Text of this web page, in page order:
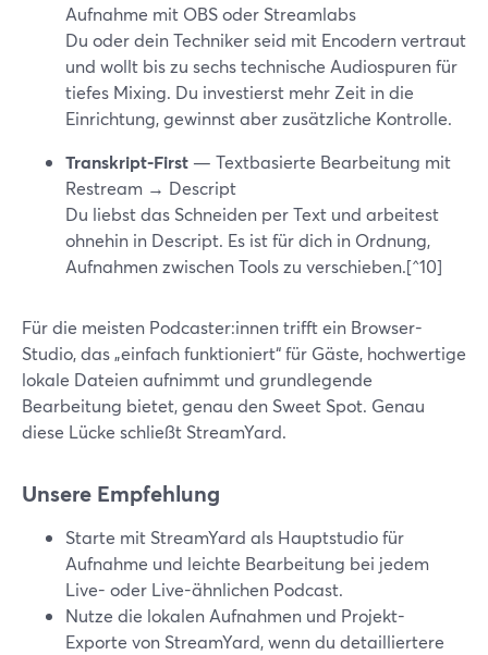
Aufnahme mit OBS oder Streamlabs
Du oder dein Techniker seid mit Encodern vertraut
und wollt bis zu sechs technische Audiospuren für
tiefes Mixing. Du investierst mehr Zeit in die
Einrichtung, gewinnst aber zusätzliche Kontrolle.
Transkript-First — Textbasierte Bearbeitung mit
Restream → Descript
Du liebst das Schneiden per Text und arbeitest
ohnehin in Descript. Es ist für dich in Ordnung,
Aufnahmen zwischen Tools zu verschieben.[^10]
Für die meisten Podcaster:innen trifft ein Browser-
Studio, das „einfach funktioniert“ für Gäste, hochwertige
lokale Dateien aufnimmt und grundlegende
Bearbeitung bietet, genau den Sweet Spot. Genau
diese Lücke schließt StreamYard.
Unsere Empfehlung
Starte mit StreamYard als Hauptstudio für
Aufnahme und leichte Bearbeitung bei jedem
Live- oder Live-ähnlichen Podcast.
Nutze die lokalen Aufnahmen und Projekt-
Exporte von StreamYard, wenn du detailliertere